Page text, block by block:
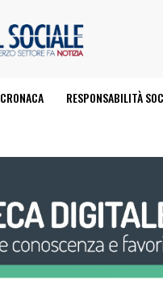
CRONACA RESPONSABILITÀ